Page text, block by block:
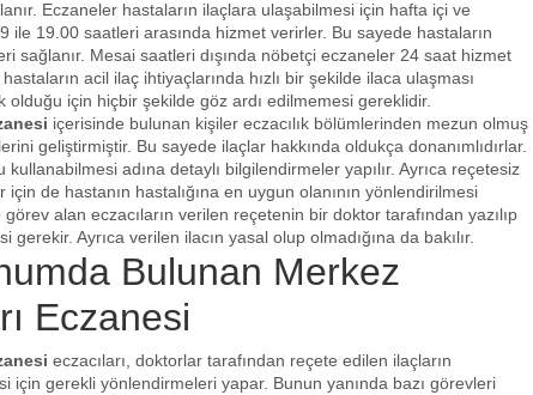
Eczaneler hastaların ilaçlara ulaşabilmesi için hafta içi ve
ile 19.00 saatleri arasında hizmet verirler. Bu sayede hastaların
sağlanır. Mesai saatleri dışında nöbetçi eczaneler 24 saat hizmet
acil ilaç ihtiyaçlarında hızlı bir şekilde ilaca ulaşması
olduğu için hiçbir şekilde göz ardı edilmemesi gereklidir.
içerisinde bulunan kişiler eczacılık bölümlerinden mezun olmuş
geliştirmiştir. Bu sayede ilaçlar hakkında oldukça donanımlıdırlar.
kullanabilmesi adına detaylı bilgilendirmeler yapılır. Ayrıca reçetesiz
için de hastanın hastalığına en uygun olanının yönlendirilmesi
alan eczacıların verilen reçetenin bir doktor tarafından yazılıp
gerekir. Ayrıca verilen ilacın yasal olup olmadığına da bakılır.
Bulunan Merkez
Eczanesi
eczacıları, doktorlar tarafından reçete edilen ilaçların
için gerekli yönlendirmeleri yapar. Bunun yanında bazı görevleri